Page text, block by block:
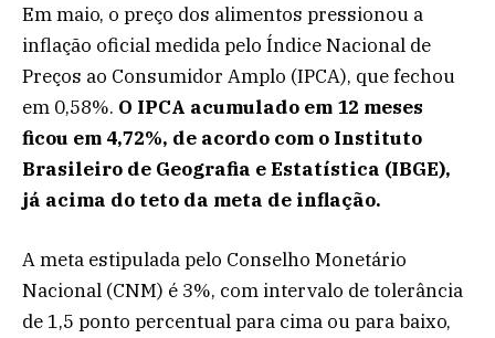
Em maio, o preço dos alimentos pressionou a
inflação oficial medida pelo Índice Nacional de
Preços ao Consumidor Amplo (IPCA), que fechou
em 0,58%. O IPCA acumulado em 12 meses
ficou em 4,72%, de acordo com o Instituto
Brasileiro de Geografia e Estatística (IBGE),
já acima do teto da meta de inflação.
A meta estipulada pelo Conselho Monetário
Nacional (CNM) é 3%, com intervalo de tolerância
de 1,5 ponto percentual para cima ou para baixo,